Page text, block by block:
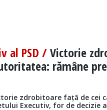
al PSD /Victorie
rămâne
zdrobitoare față de
Executiv, for de decizie